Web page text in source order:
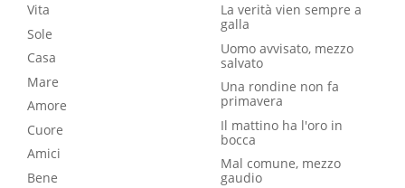
Vita
Sole
Casa
Mare
Amore
Cuore
Amici
Bene
La verità vien sempre a
galla
Uomo avvisato, mezzo
salvato
Una rondine non fa
primavera
Il mattino ha l'oro in
bocca
Mal comune, mezzo
gaudio